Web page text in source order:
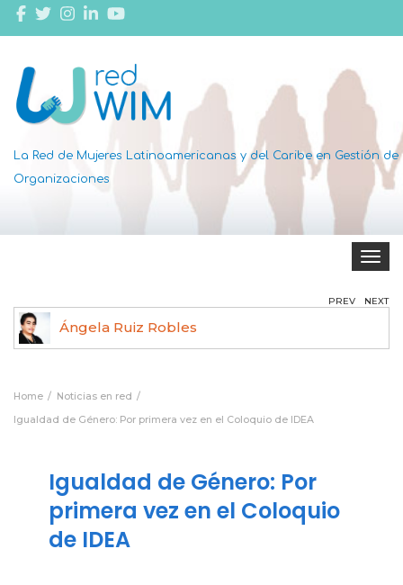
La Red de Mujeres Latinoamericanas y del Caribe en Gestión de
Organizaciones
Toggle
Ángela Ruiz Robles
PREV NEXT
Home
Noticias en red
Igualdad de Género: Por primera vez en el Coloquio de IDEA
Igualdad de Género: Por
primera vez en el Coloquio
de IDEA